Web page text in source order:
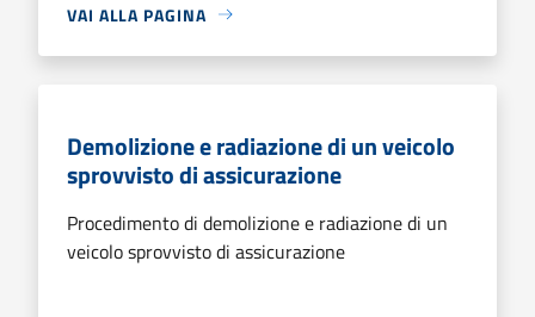
VAI ALLA PAGINA
Demolizione e radiazione di un veicolo
sprovvisto di assicurazione
Procedimento di demolizione e radiazione di un
veicolo sprovvisto di assicurazione